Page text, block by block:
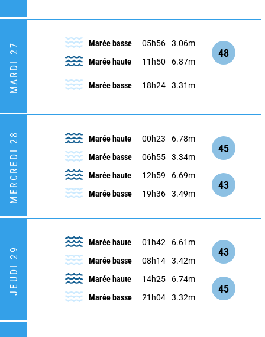
MARDI 27 Marée basse 05h56
3.06m
Marée haute
11h50 6.87m
48
Marée basse 18h24 3.31m
MERCREDI 28 Marée haute 00h23
6.78m
Marée basse
06h55 3.34m
45
Marée haute 12h59
6.69m
Marée basse
19h36 3.49m
43
JEUDI 29
Marée haute 01h42
6.61m
Marée basse
08h14 3.42m
43
Marée haute 14h25
6.74m
Marée basse
21h04 3.32m
45